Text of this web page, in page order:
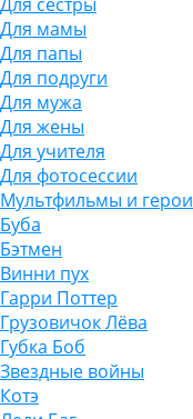
Для мамы
Для папы
Для подруги
Для мужа
Для жены
Для учителя
Для фотосессии
Мультфильмы и герои
Буба
Бэтмен
Винни пух
Гарри Поттер
Грузовичок Лёва
Губка Боб
Звездные войны
Котэ